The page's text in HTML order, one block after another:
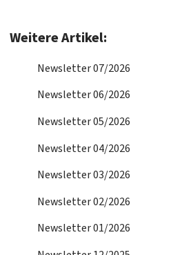
Weitere Artikel:
Newsletter 07/2026
Newsletter 06/2026
Newsletter 05/2026
Newsletter 04/2026
Newsletter 03/2026
Newsletter 02/2026
Newsletter 01/2026